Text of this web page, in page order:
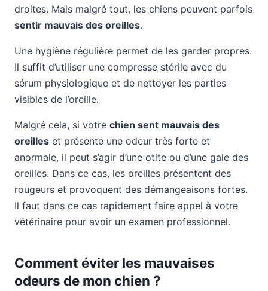
droites. Mais malgré tout, les chiens peuvent parfois
sentir mauvais des oreilles.
Une hygiène régulière permet de les garder propres.
Il suffit d’utiliser une compresse stérile avec du
sérum physiologique et de nettoyer les parties
visibles de l’oreille.
Malgré cela, si votre chien sent mauvais des
oreilles et présente une odeur très forte et
anormale, il peut s’agir d’une otite ou d’une gale des
oreilles. Dans ce cas, les oreilles présentent des
rougeurs et provoquent des démangeaisons fortes.
Il faut dans ce cas rapidement faire appel à votre
vétérinaire pour avoir un examen professionnel.
Comment éviter les mauvaises
odeurs de mon chien ?